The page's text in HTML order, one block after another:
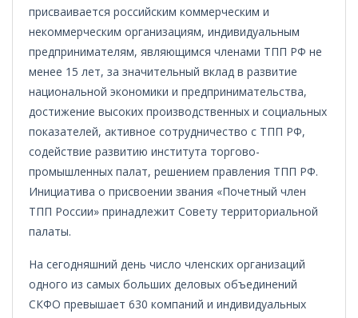
присваивается российским коммерческим и
некоммерческим организациям, индивидуальным
предпринимателям, являющимся членами ТПП РФ не
менее 15 лет, за значительный вклад в развитие
национальной экономики и предпринимательства,
достижение высоких производственных и социальных
показателей, активное сотрудничество с ТПП РФ,
содействие развитию института торгово-
промышленных палат, решением правления ТПП РФ.
Инициатива о присвоении звания «Почетный член
ТПП России» принадлежит Совету территориальной
палаты.
На сегодняшний день число членских организаций
одного из самых больших деловых объединений
СКФО превышает 630 компаний и индивидуальных